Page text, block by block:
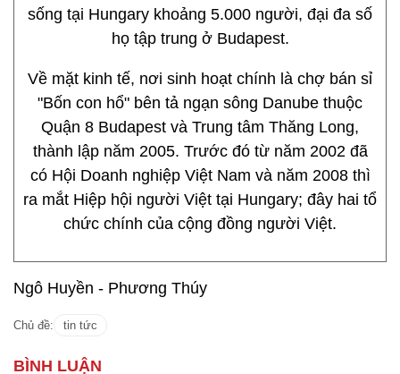
sống tại Hungary khoảng 5.000 người, đại đa số
họ tập trung ở Budapest.
Về mặt kinh tế, nơi sinh hoạt chính là chợ bán sỉ
"Bốn con hổ" bên tả ngạn sông Danube thuộc
Quận 8 Budapest và Trung tâm Thăng Long,
thành lập năm 2005. Trước đó từ năm 2002 đã
có Hội Doanh nghiệp Việt Nam và năm 2008 thì
ra mắt Hiệp hội người Việt tại Hungary; đây hai tổ
chức chính của cộng đồng người Việt.
Ngô Huyền - Phương Thúy
Chủ đề: tin tức